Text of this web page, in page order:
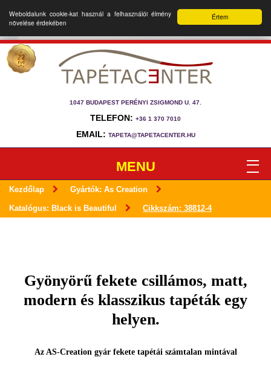
Értem
Weboldalunk cookie-kat használ a felhasználói élmény
növelése érdekében
1047 BUDAPEST PERÉNYI ZSIGMOND U. 47.
TELEFON: +36 1 370 7010
EMAIL: TAPETA@TAPETACENTER.HU
MENU
Kezdőlap Gyártók: As Creation
Katalógus: Black is Beautiful Cikkszám: 38812-4
Gyönyörű fekete csillámos, matt,
modern és klasszikus tapéták egy
helyen.
Az AS-Creation gyár fekete tapétái számtalan mintával